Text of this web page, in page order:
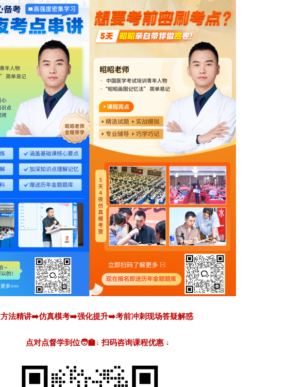
方法精讲➡️仿真模考➡️强化提升➡️考前冲刺现场答疑解惑
点对点督学到位🧑‍🏫↓ 扫码咨询课程优惠 ↓